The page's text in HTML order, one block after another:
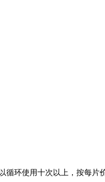
环使用十次以上，按每片